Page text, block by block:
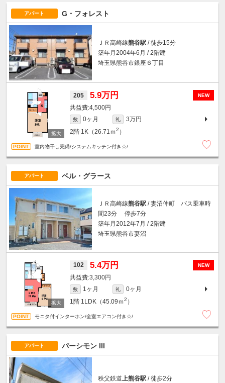
アパート G・フォレスト
ＪＲ高崎線熊谷駅 / 徒歩15分
築年月2004年6月 / 2階建
埼玉県熊谷市銀座６丁目
NEW
205 5.9万円
4,500円
敷 0ヶ月 礼
3万円
2階 1K（26.71ｍ2 ）
室内物干し完備/システムキッチン付き☆/
アパート ベル・グラース
ＪＲ高崎線熊谷駅 / 妻沼仲町 バス乗車時
間23分 停歩7分
築年月2012年7月 / 2階建
埼玉県熊谷市妻沼
NEW
102 5.4万円
3,300円
敷 1ヶ月 礼
0ヶ月
1階 1LDK（45.09ｍ2 ）
モニタ付インターホン/全室エアコン付き☆/
アパート パーシモン III
秩父鉄道上熊谷駅 / 徒歩2分